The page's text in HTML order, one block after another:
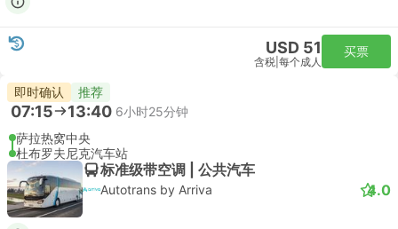
USD 51
含税 每个成人
买票
即时确认 推荐
07:15 13:40 6小时25分钟
萨拉热窝中央
杜布罗夫尼克汽车站
标准级带空调 | 公共汽车
Autotrans by Arriva 4.0